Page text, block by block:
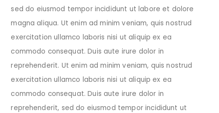
sed do eiusmod tempor incididunt ut labore et dolore
magna aliqua. Ut enim ad minim veniam, quis nostrud
exercitation ullamco laboris nisi ut aliquip ex ea
commodo consequat. Duis aute irure dolor in
reprehenderit. Ut enim ad minim veniam, quis nostrud
exercitation ullamco laboris nisi ut aliquip ex ea
commodo consequat. Duis aute irure dolor in
reprehenderit, sed do eiusmod tempor incididunt ut